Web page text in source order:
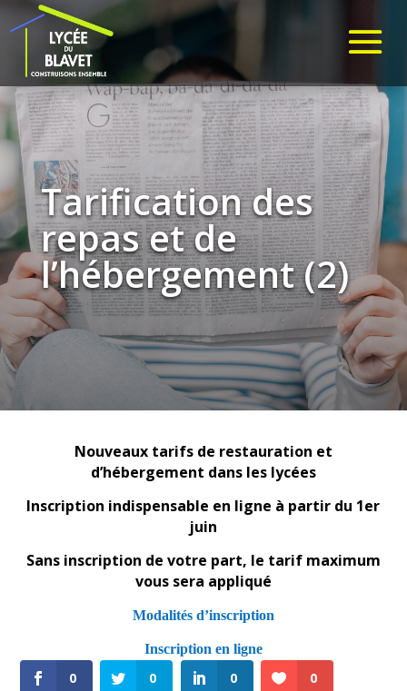
Tarification des
repas et de
l’hébergement (2)
Nouveaux tarifs de restauration et
d’hébergement dans les lycées
Inscription indispensable en ligne à partir du 1er
juin
Sans inscription de votre part, le tarif maximum
vous sera appliqué
Modalités d’inscription
Inscription en ligne
0 0 0 0